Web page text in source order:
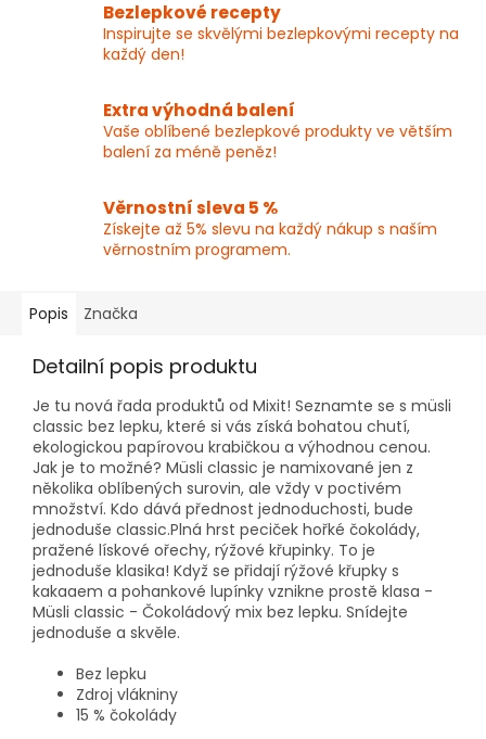
Bezlepkové recepty
Inspirujte se skvělými bezlepkovými recepty na
každý den!
Extra výhodná balení
Vaše oblíbené bezlepkové produkty ve větším
balení za méně peněz!
Věrnostní sleva 5 %
Získejte až 5% slevu na každý nákup s naším
věrnostním programem.
Popis Značka
Detailní popis produktu
Je tu nová řada produktů od Mixit! Seznamte se s müsli
classic bez lepku, které si vás získá bohatou chutí,
ekologickou papírovou krabičkou a výhodnou cenou.
Jak je to možné? Müsli classic je namixované jen z
několika oblíbených surovin, ale vždy v poctivém
množství. Kdo dává přednost jednoduchosti, bude
jednoduše classic.Plná hrst peciček hořké čokolády,
pražené lískové ořechy, rýžové křupinky. To je
jednoduše klasika! Když se přidají rýžové křupky s
kakaaem a pohankové lupínky vznikne prostě klasa -
Müsli classic - Čokoládový mix bez lepku. Snídejte
jednoduše a skvěle.
Bez lepku
Zdroj vlákniny
15 % čokolády